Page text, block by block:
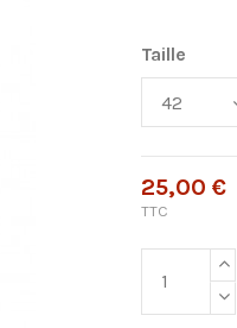
Taille
25,00 €
TTC